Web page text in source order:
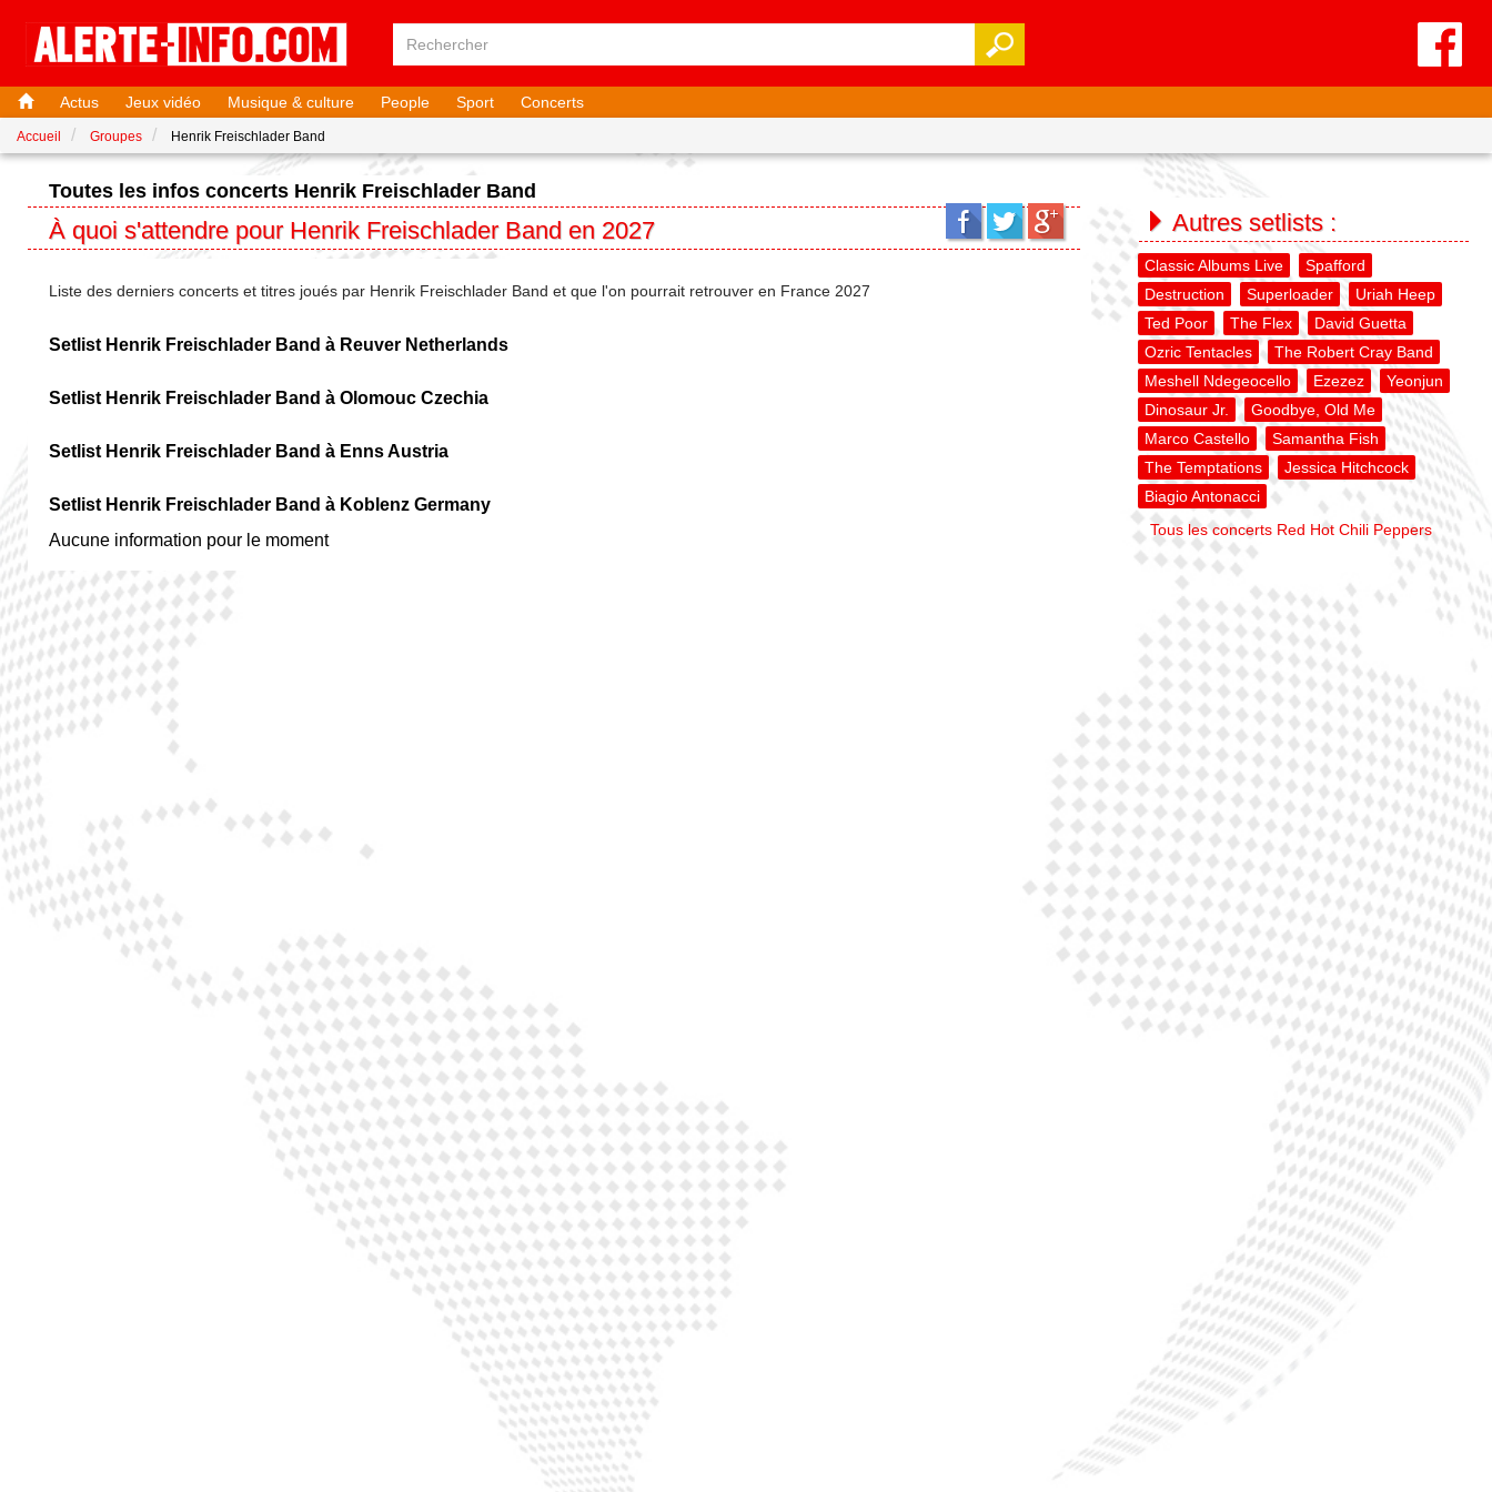
Actus Jeux vidéo Musique & culture People Sport Concerts
Accueil Groupes Henrik Freischlader Band
Toutes les infos concerts Henrik Freischlader Band
À quoi s'attendre pour Henrik Freischlader Band en 2027
Liste des derniers concerts et titres joués par Henrik Freischlader Band et que l'on pourrait retrouver en France 2027
Setlist Henrik Freischlader Band à Reuver Netherlands
Setlist Henrik Freischlader Band à Olomouc Czechia
Setlist Henrik Freischlader Band à Enns Austria
Setlist Henrik Freischlader Band à Koblenz Germany
Aucune information pour le moment
Autres setlists :
Classic Albums Live
Spafford
Destruction
Superloader
Uriah Heep
Ted Poor
The Flex
David Guetta
Ozric Tentacles
The Robert Cray Band
Meshell Ndegeocello
Ezezez
Yeonjun
Dinosaur Jr.
Goodbye, Old Me
Marco Castello
Samantha Fish
The Temptations
Jessica Hitchcock
Biagio Antonacci
Tous les concerts Red Hot Chili Peppers